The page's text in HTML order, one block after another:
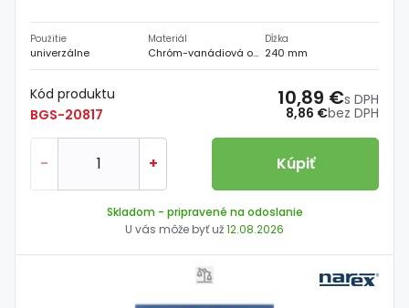
Použitie
univerzálne
Materiál
Chróm-vanádiová oceľ
Dĺžka
240 mm
Kód produktu
BGS-20817
8,86 €bez DPH
10,89 €s DPH
- + Kúpiť
Skladom - pripravené na odoslanie
U vás môže byť už12.08.2026